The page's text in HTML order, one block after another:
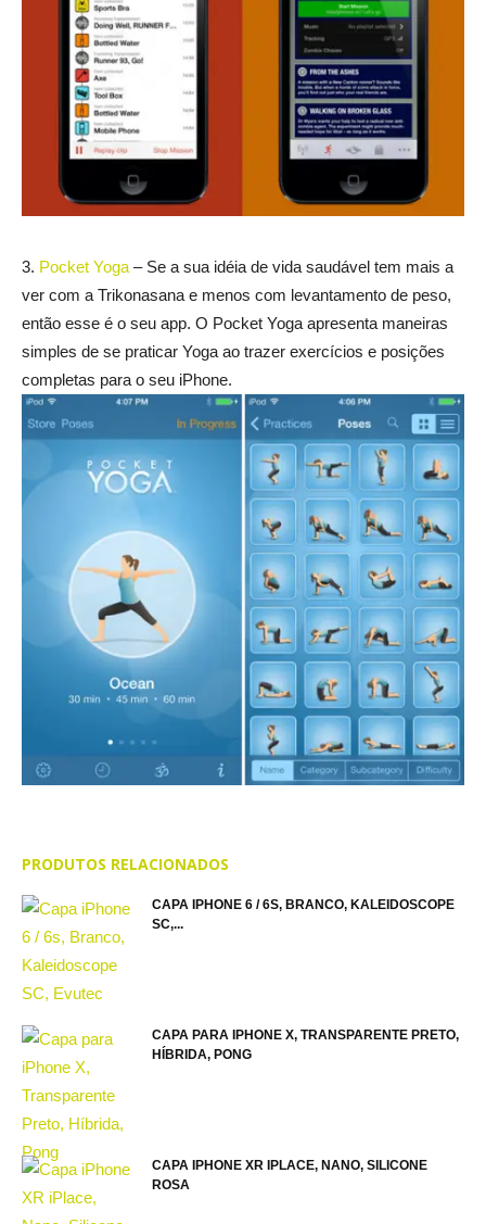
3. Pocket Yoga – Se a sua idéia de vida saudável tem mais a
ver com a Trikonasana e menos com levantamento de peso,
então esse é o seu app. O Pocket Yoga apresenta maneiras
simples de se praticar Yoga ao trazer exercícios e posições
completas para o seu iPhone.
PRODUTOS RELACIONADOS
CAPA IPHONE 6 / 6S, BRANCO, KALEIDOSCOPE
SC,...
CAPA PARA IPHONE X, TRANSPARENTE PRETO,
HÍBRIDA, PONG
CAPA IPHONE XR IPLACE, NANO, SILICONE
ROSA